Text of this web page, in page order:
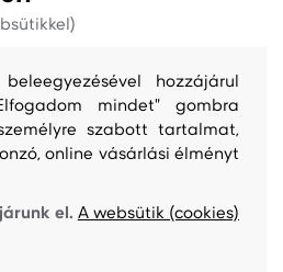
hozzájárul
mindet" gombra
szabott tartalmat,
online vásárlási élményt
el. A websütik (cookies)